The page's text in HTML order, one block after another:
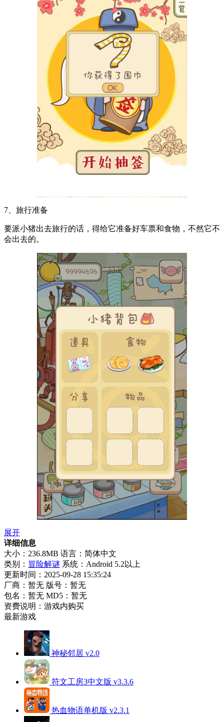
7、旅行准备
要派小猪出去旅行的话，得给它准备好车票和食物，不然它不
会出去的。
展开
详细信息
大小：236.8MB 语言：简体中文
类别： 冒险解谜 系统：Android 5.2以上
更新时间：2025-09-28 15:35:24
厂商：暂无 版号：暂无
包名：暂无 MD5：暂无
资费说明：游戏内购买
最新游戏
神秘邻居 v2.0
符文工房3中文版 v3.3.6
热血物语单机版 v2.3.1